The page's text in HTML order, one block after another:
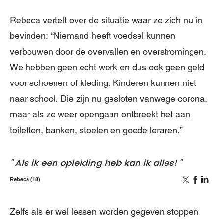
Rebeca vertelt over de situatie waar ze zich nu in
bevinden: “Niemand heeft voedsel kunnen
verbouwen door de overvallen en overstromingen.
We hebben geen echt werk en dus ook geen geld
voor schoenen of kleding. Kinderen kunnen niet
naar school. Die zijn nu gesloten vanwege corona,
maar als ze weer opengaan ontbreekt het aan
toiletten, banken, stoelen en goede leraren.”
Als ik een opleiding heb kan ik alles!
Rebeca (18)
Zelfs als er wel lessen worden gegeven stoppen